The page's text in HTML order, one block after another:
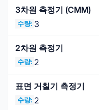
3차원 측정기 (CMM)
수량: 3
2차원 측정기
수량: 2
표면 거칠기 측정기
수량: 2